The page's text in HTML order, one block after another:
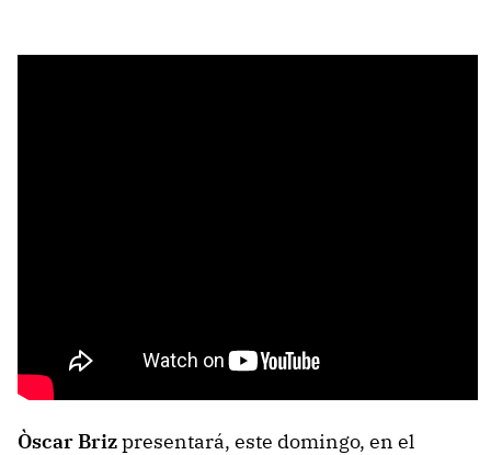
Òscar Brizpresentará, este domingo, en el